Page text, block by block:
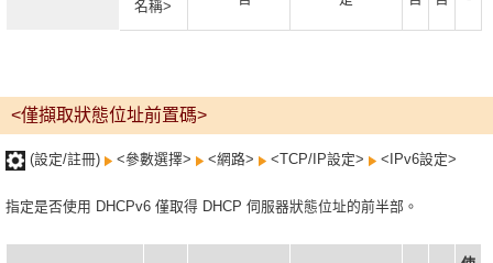
名稱>
<僅擷取狀態位址前置碼>
(設定/註冊) <參數選擇> <網路> <TCP/IP設定> <IPv6設定>
指定是否使用 DHCPv6 僅取得 DHCP 伺服器狀態位址的前半部。